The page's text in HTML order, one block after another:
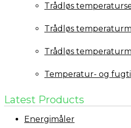
Trådløs
Trådløs
Trådløs
Temperatur- og
Latest Products
Energimåler